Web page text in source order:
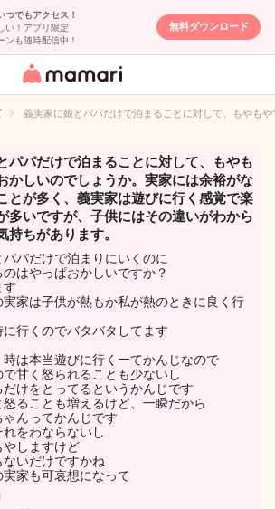
つでもアクセス！
い！アプリ限定
ンも随時配信中！
無料ダウンロード
女性専用匿名QA
イト
義実家に娘とパパだけで泊まることに対して、もやも
パパだけで泊まることに対して、もやも
かしいのでしょうか。実家には余裕がな
とが多く、義実家は遊びに行く感覚で楽
多いですが、子供にはその違いがわから
持ちがあります。
パだけで泊まりにいくのに
のはやっぱおかしいですか？
す
家は子供が熱もか私が熱のときに良く行
行くのでバタバタしてます
は本当遊びに行くーてかんじなので
甘く怒られることも少ないし
けをとってるというかんじです
ることも増えるけど、一瞬だから
んってかんじです
をわならないし
やしますけど
いだけですかね
家も可哀想になって